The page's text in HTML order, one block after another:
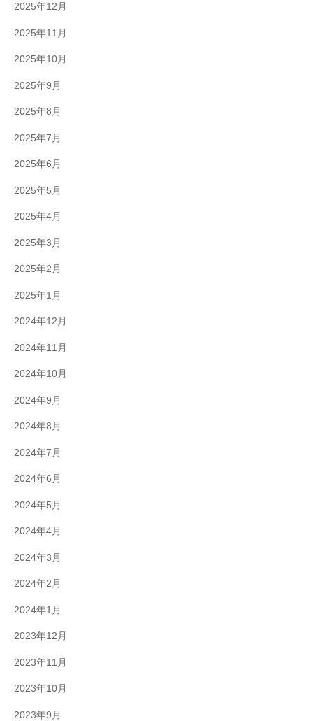
2025年12月
2025年11月
2025年10月
2025年9月
2025年8月
2025年7月
2025年6月
2025年5月
2025年4月
2025年3月
2025年2月
2025年1月
2024年12月
2024年11月
2024年10月
2024年9月
2024年8月
2024年7月
2024年6月
2024年5月
2024年4月
2024年3月
2024年2月
2024年1月
2023年12月
2023年11月
2023年10月
2023年9月